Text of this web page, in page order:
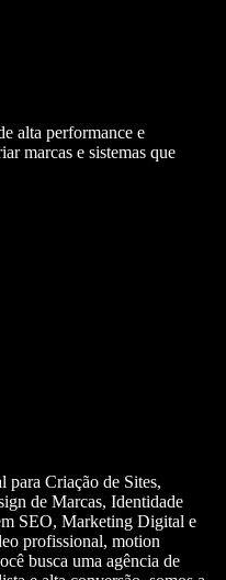
alta performance e
marcas e sistemas que
para Criação de Sites,
de Marcas, Identidade
SEO, Marketing Digital e
profissional, motion
busca uma agência de